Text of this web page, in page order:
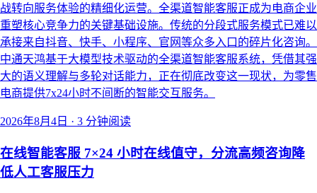
战转向服务体验的精细化运营。全渠道智能客服正成为电商企业
重塑核心竞争力的关键基础设施。传统的分段式服务模式已难以
承接来自抖音、快手、小程序、官网等众多入口的碎片化咨询。
中通天鸿基于大模型技术驱动的全渠道智能客服系统，凭借其强
大的语义理解与多轮对话能力，正在彻底改变这一现状，为零售
电商提供7x24小时不间断的智能交互服务。
2026年8月4日 · 3 分钟阅读
在线智能客服 7×24 小时在线值守，分流高频咨询降
低人工客服压力